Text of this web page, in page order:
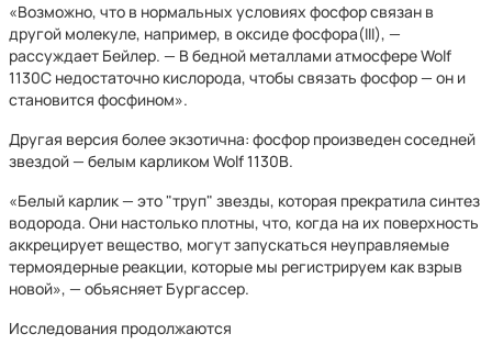
«Возможно, что в нормальных условиях фосфор связан в
другой молекуле, например, в оксиде фосфора(III), —
рассуждает Бейлер. — В бедной металлами атмосфере Wolf
1130C недостаточно кислорода, чтобы связать фосфор — он и
становится фосфином».
Другая версия более экзотична: фосфор произведен соседней
звездой — белым карликом Wolf 1130B.
«Белый карлик — это "труп" звезды, которая прекратила синтез
водорода. Они настолько плотны, что, когда на их поверхность
аккрецирует вещество, могут запускаться неуправляемые
термоядерные реакции, которые мы регистрируем как взрыв
новой», — объясняет Бургассер.
Исследования продолжаются